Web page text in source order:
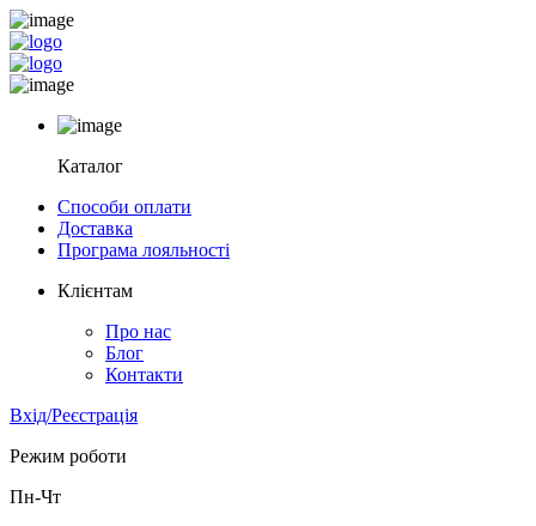
Каталог
Способи оплати
Доставка
Програма лояльності
Клієнтам
Про нас
Блог
Контакти
Вхід/Реєстрація
Режим роботи
Пн-Чт